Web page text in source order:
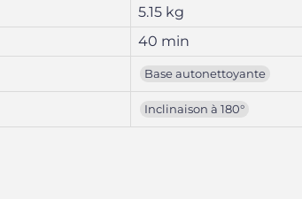
5.15 kg
40 min
Base autonettoyante
Inclinaison à 180°